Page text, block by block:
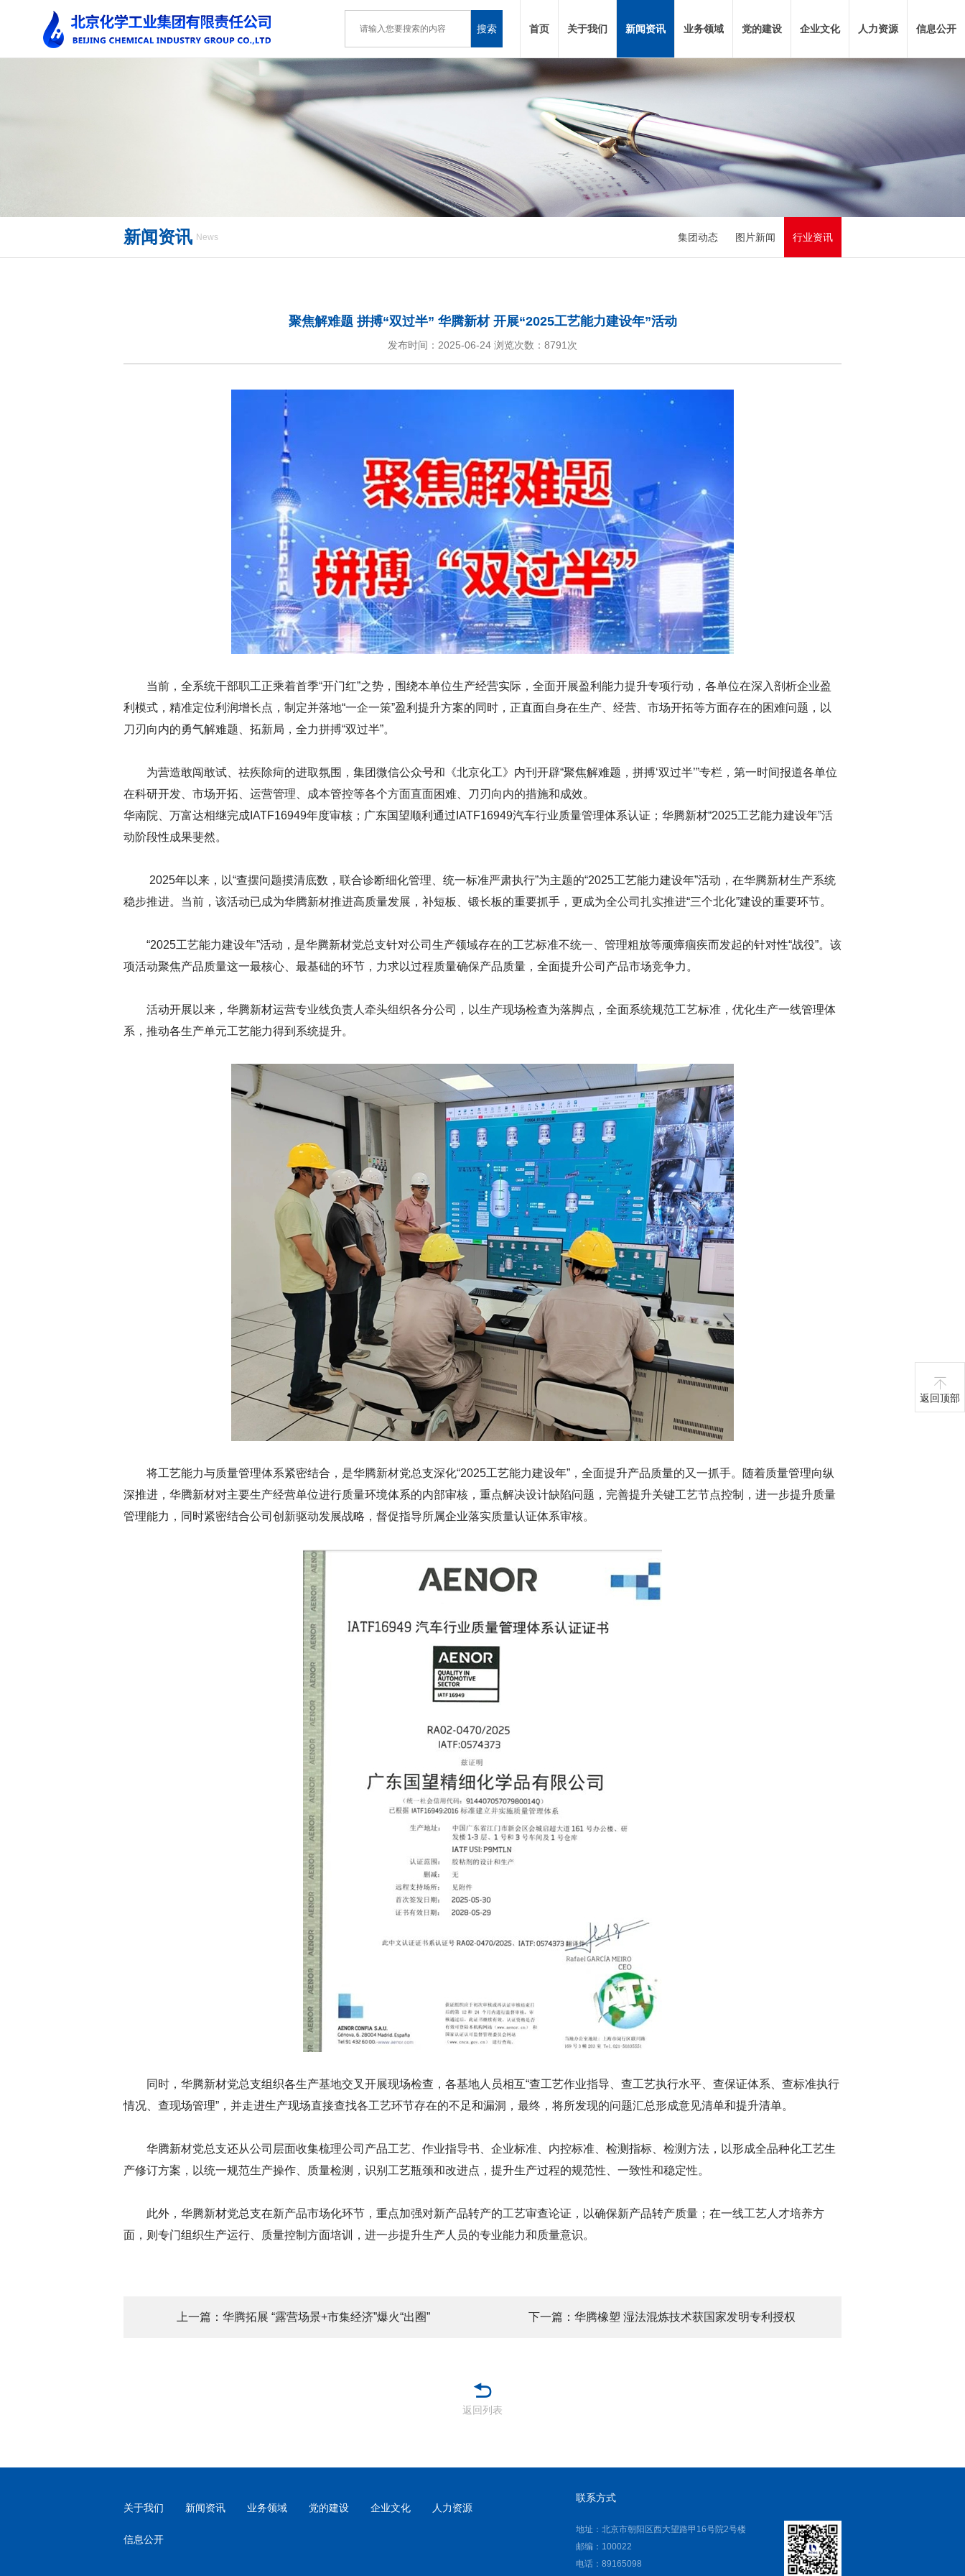
搜索 首页 关于我们 新闻资讯 业务领域 党的建设 企业文化 人力资源 信息公开
新闻资讯 News 集团动态 图片新闻 行业资讯
聚焦解难题 拼搏“双过半” 华腾新材 开展“2025工艺能力建设年”活动
发布时间：2025-06-24 浏览次数： 8791次
当前，全系统干部职工正乘着首季“开门红”之势，围绕本单位生产经营实际，全面开展盈利能力提升专项行动，各单位在深入剖析企业盈
利模式，精准定位利润增长点，制定并落地“一企一策”盈利提升方案的同时，正直面自身在生产、经营、市场开拓等方面存在的困难问题，以
刀刃向内的勇气解难题、拓新局，全力拼搏“双过半”。
为营造敢闯敢试、祛疾除疴的进取氛围，集团微信公众号和《北京化工》内刊开辟“聚焦解难题，拼搏‘双过半’”专栏，第一时间报道各单位
在科研开发、市场开拓、运营管理、成本管控等各个方面直面困难、刀刃向内的措施和成效。
华南院、万富达相继完成IATF16949年度审核；广东国望顺利通过IATF16949汽车行业质量管理体系认证；华腾新材“2025工艺能力建设年”活
动阶段性成果斐然。
2025年以来，以“查摆问题摸清底数，联合诊断细化管理、统一标准严肃执行”为主题的“2025工艺能力建设年”活动，在华腾新材生产系统
稳步推进。当前，该活动已成为华腾新材推进高质量发展，补短板、锻长板的重要抓手，更成为全公司扎实推进“三个北化”建设的重要环节。
“2025工艺能力建设年”活动，是华腾新材党总支针对公司生产领域存在的工艺标准不统一、管理粗放等顽瘴痼疾而发起的针对性“战役”。该
项活动聚焦产品质量这一最核心、最基础的环节，力求以过程质量确保产品质量，全面提升公司产品市场竞争力。
活动开展以来，华腾新材运营专业线负责人牵头组织各分公司，以生产现场检查为落脚点，全面系统规范工艺标准，优化生产一线管理体
系，推动各生产单元工艺能力得到系统提升。
将工艺能力与质量管理体系紧密结合，是华腾新材党总支深化“2025工艺能力建设年”，全面提升产品质量的又一抓手。随着质量管理向纵
深推进，华腾新材对主要生产经营单位进行质量环境体系的内部审核，重点解决设计缺陷问题，完善提升关键工艺节点控制，进一步提升质量
管理能力，同时紧密结合公司创新驱动发展战略，督促指导所属企业落实质量认证体系审核。
同时，华腾新材党总支组织各生产基地交叉开展现场检查，各基地人员相互“查工艺作业指导、查工艺执行水平、查保证体系、查标准执行
情况、查现场管理”，并走进生产现场直接查找各工艺环节存在的不足和漏洞，最终，将所发现的问题汇总形成意见清单和提升清单。
华腾新材党总支还从公司层面收集梳理公司产品工艺、作业指导书、企业标准、内控标准、检测指标、检测方法，以形成全品种化工艺生
产修订方案，以统一规范生产操作、质量检测，识别工艺瓶颈和改进点，提升生产过程的规范性、一致性和稳定性。
此外，华腾新材党总支在新产品市场化环节，重点加强对新产品转产的工艺审查论证，以确保新产品转产质量；在一线工艺人才培养方
面，则专门组织生产运行、质量控制方面培训，进一步提升生产人员的专业能力和质量意识。
上一篇：华腾拓展 “露营场景+市集经济”爆火“出圈” 下一篇：华腾橡塑 湿法混炼技术获国家发明专利授权
返回列表
返回顶部
关于我们 新闻资讯 业务领域 党的建设 企业文化 人力资源
信息公开
联系方式
地址：北京市朝阳区西大望路甲16号院2号楼
邮编：100022
电话：89165098